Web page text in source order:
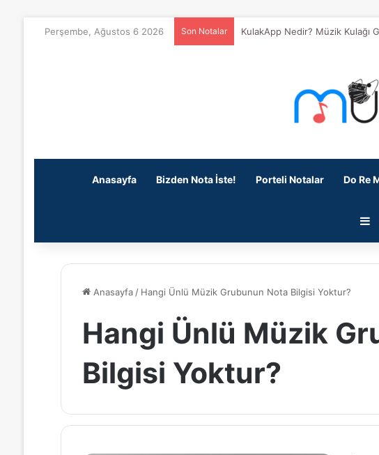
Perşembe, Ağustos 6 2026 Son Notalar KulakApp Nedir? Müzik Kulağı
Anasayfa Bizden Nota İste! Porteli Notalar Do Re
Anasayfa / Hangi Ünlü Müzik Grubunun Nota Bilgisi Yoktur?
Hangi Ünlü Müzik
Bilgisi Yoktur?